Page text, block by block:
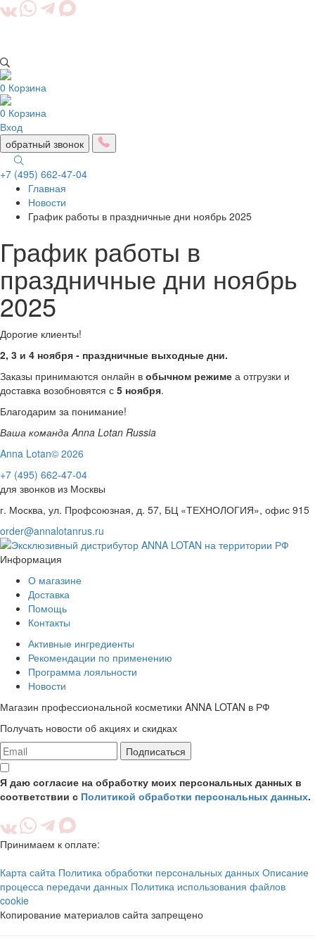
0 Корзина
0 Корзина
Вход
обратный звонок
+7 (495) 662-47-04
Главная
Новости
График работы в праздничные дни ноябрь 2025
График работы в
праздничные дни ноябрь
2025
Дорогие клиенты!
2, 3 и 4 ноября - праздничные выходные дни.
Заказы принимаются онлайн в обычном режиме а отгрузки и
доставка возобновятся с 5 ноября.
Благодарим за понимание!
Ваша команда Anna Lotan Russia
Anna Lotan© 2026
+7 (495) 662-47-04
для звонков из Москвы
г. Москва, ул. Профсоюзная, д. 57, БЦ «ТЕХНОЛОГИЯ», офис 915
order@annalotanrus.ru
Информация
О магазине
Доставка
Помощь
Контакты
Активные ингредиенты
Рекомендации по применению
Программа лояльности
Новости
Магазин профессиональной косметики ANNA LOTAN в РФ
Получать новости об акциях и скидках
Подписаться
Я даю согласие на обработку моих персональных данных в
соответствии с Политикой обработки персональных данных.
Принимаем к оплате:
Карта сайта Политика обработки персональных данных Описание
процесса передачи данных Политика использования файлов
cookie
Копирование материалов сайта запрещено